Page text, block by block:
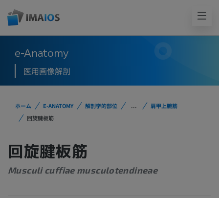
e-Anatomy
医用画像解剖
ホーム E-ANATOMY 解剖学的部位 ...
肩甲上腕筋
回旋腱板筋
回旋腱板筋
Musculi cuffiae musculotendineae